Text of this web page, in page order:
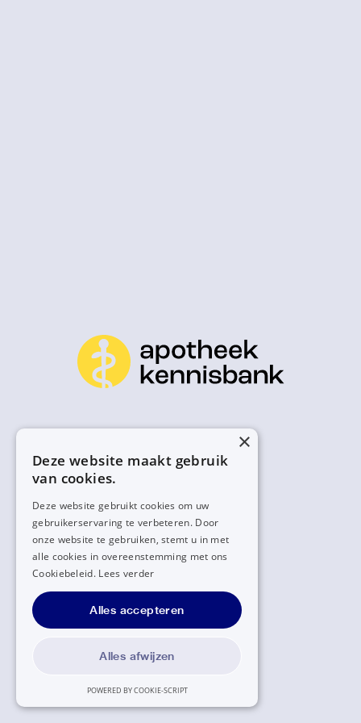
×
Deze website maakt gebruik
van cookies.
Deze website gebruikt cookies om uw
gebruikerservaring te verbeteren. Door
onze website te gebruiken, stemt u in met
alle cookies in overeenstemming met ons
Cookiebeleid. Lees verder
Alles accepteren
Alles afwijzen
POWERED BY COOKIE-SCRIPT